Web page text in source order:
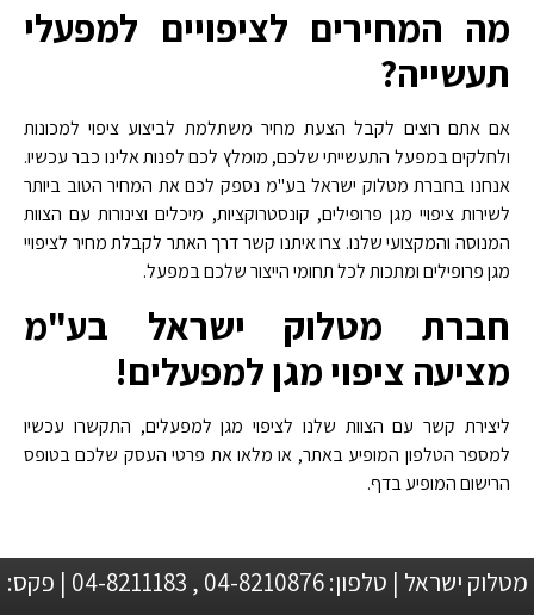
מה המחירים לציפויים למפעלי
תעשייה?
אם אתם רוצים לקבל הצעת מחיר משתלמת לביצוע ציפוי למכונות
ולחלקים במפעל התעשייתי שלכם, מומלץ לכם לפנות אלינו כבר עכשיו.
אנחנו בחברת מטלוק ישראל בע"מ נספק לכם את המחיר הטוב ביותר
לשירות ציפויי מגן פרופילים, קונסטרוקציות, מיכלים וצינורות עם הצוות
המנוסה והמקצועי שלנו. צרו איתנו קשר דרך האתר לקבלת מחיר לציפויי
מגן פרופילים ומתכות לכל תחומי הייצור שלכם במפעל.
חברת מטלוק ישראל בע"מ
מציעה ציפוי מגן למפעלים!
ליצירת קשר עם הצוות שלנו לציפוי מגן למפעלים, התקשרו עכשיו
למספר הטלפון המופיע באתר, או מלאו את פרטי העסק שלכם בטופס
הרישום המופיע בדף.
מטלוק ישראל | טלפון: 04-8210876 , 04-8211183 | פקס: